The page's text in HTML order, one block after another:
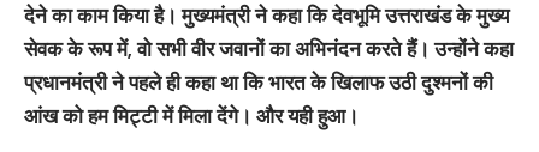
देने का काम किया है। मुख्यमंत्री ने कहा कि देवभूमि उत्तराखंड के मुख्य
सेवक के रूप में, वो सभी वीर जवानों का अभिनंदन करते हैं। उन्होंने कहा
प्रधानमंत्री ने पहले ही कहा था कि भारत के खिलाफ उठी दुश्मनों की
आंख को हम मिट्टी में मिला देंगे। और यही हुआ।